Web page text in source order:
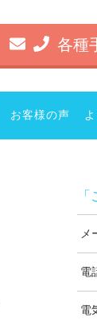
各種
お客様の声
メ
電
電